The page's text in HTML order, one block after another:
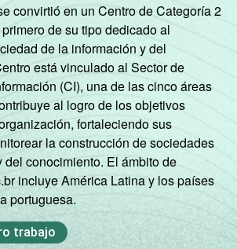
convirtió en un Centro de Categoría 2
de su tipo dedicado al
de la información y del
está vinculado al Sector de
(CI), una de las cinco áreas
al logro de los objetivos
fortaleciendo sus
la construcción de sociedades
del conocimiento. El ámbito de
incluye América Latina y los países
portuguesa.
trabajo